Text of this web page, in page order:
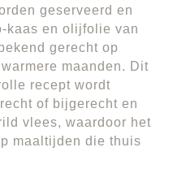
geserveerd en
kaas en olijfolie van
gerecht op
maanden. Dit
recept wordt
of bijgerecht en
vlees, waardoor het
maaltijden die thuis